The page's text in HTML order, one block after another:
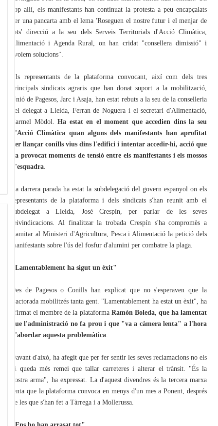
cop allí, els manifestants han continuat la protesta a peu encapçalats
per una pancarta amb el lema 'Roseguen el nostre futur i el menjar de
tots' direcció a la seu dels Serveis Territorials d'Acció Climàtica,
Alimentació i Agenda Rural, on han cridat "consellera dimissió" i
"volem solucions".
Els representants de la plataforma convocant, així com dels tres
principals sindicats agraris que han donat suport a la mobilització,
Unió de Pagesos, Jarc i Asaja, han estat rebuts a la seu de la conselleria
pel delegat a Lleida, Ferran de Noguera i el secretari d'Alimentació,
Carmel Mòdol.Ha estat en el moment que accedien dins la seu
d'Acció Climàtica quan alguns dels manifestants han aprofitat
per llançar conills vius dins l'edifici i intentar accedir-hi, acció que
ha provocat moments de tensió entre els manifestants i els mossos
d'esquadra
La darrera parada ha estat la subdelegació del govern espanyol on els
representants de la plataforma i dels sindicats s'han reunit amb el
subdelegat a Lleida, José Crespín, per parlar de les seves
reivindicacions. Al finalitzar la trobada Crespín s'ha compromès a
tramitar al Ministeri d'Agricultura, Pesca i Alimentació la petició dels
manifestants sobre l'ús del fosfur d'alumini per combatre la plaga.
"Lamentablement ha sigut un èxit"
Des de Pagesos o Conills han explicat que no s'esperaven que la
tractorada mobilitzés tanta gent. "Lamentablement ha estat un èxit", ha
afirmat el membre de la plataforma Ramón Boleda, que ha lamentat
que l'administració no fa prou i que "va a càmera lenta" a l'hora
d'abordar aquesta problemàtica
Davant d'això, ha afegit que per fer sentir les seves reclamacions no els
hi queda més remei que tallar carreteres i alterar el trànsit. "És la
nostra arma", ha expressat. La d'aquest divendres és la tercera marxa
lenta que la plataforma convoca en menys d'un mes a Ponent, després
de les que s'han fet a Tàrrega i a Mollerussa.